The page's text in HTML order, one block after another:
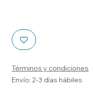
Términos y condiciones
Envío: 2-3 días hábiles